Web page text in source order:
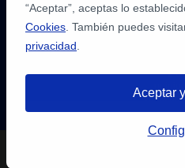
min. para encontrar profesor.
2
10/10
“Aceptar”, aceptas lo
Cookies . También puedes
privacidad
Aceptar